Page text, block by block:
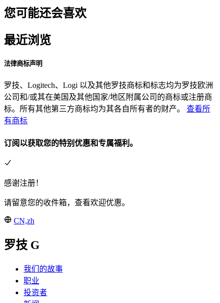
您可能还会喜欢
最近浏览
法律商标声明
罗技、Logitech、Logi 以及其他罗技商标和标志均为罗技欧洲
公司和/或其在美国及其他国家/地区附属公司的商标或注册商
标。所有其他第三方商标均为其各自所有者的财产。 查看所
有商标
订阅以获取您的特别优惠和专属福利。
感谢注册！
请留意您的收件箱，查看欢迎优惠。
CN,zh
罗技 G
我们的故事
职业
投资者